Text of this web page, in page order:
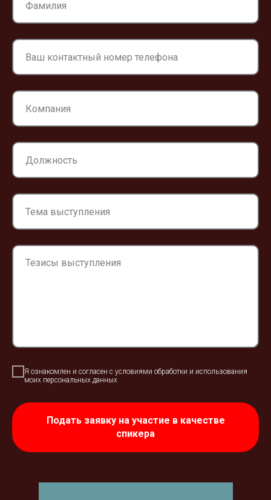
Я ознакомлен и согласен с условиями обработки и использования
моих персональных данных
Подать заявку на участие в качестве
спикера